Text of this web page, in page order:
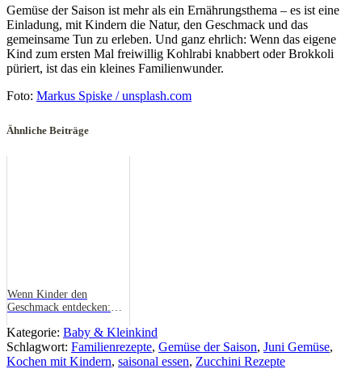
Gemüse der Saison ist mehr als ein Ernährungsthema – es ist eine
Einladung, mit Kindern die Natur, den Geschmack und das
gemeinsame Tun zu erleben. Und ganz ehrlich: Wenn das eigene
Kind zum ersten Mal freiwillig Kohlrabi knabbert oder Brokkoli
püriert, ist das ein kleines Familienwunder.
Foto: Markus Spiske / unsplash.com
Ähnliche Beiträge
Wenn Kinder den
Geschmack entdecken:
gelingt
Kategorie: Baby & Kleinkind
Schlagwort: Familienrezepte, Gemüse der Saison, Juni Gemüse,
Kochen mit Kindern, saisonal essen, Zucchini Rezepte